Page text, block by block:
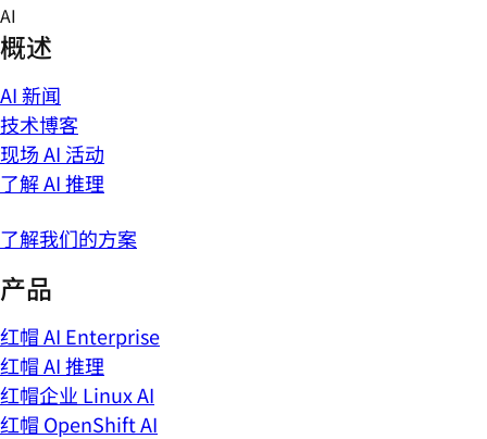
Skip
to
content
AI
概述
AI 新闻
技术博客
现场 AI 活动
了解 AI 推理
了解我们的方案
产品
红帽 AI Enterprise
红帽 AI 推理
红帽企业 Linux AI
红帽 OpenShift AI